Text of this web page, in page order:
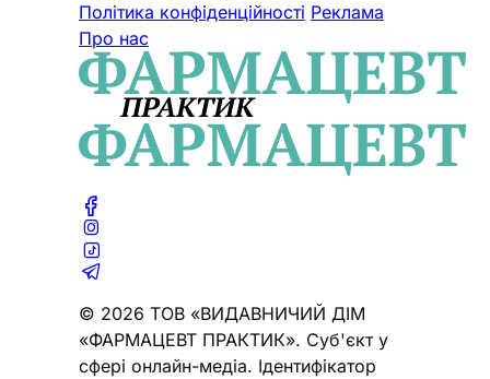
Політика конфіденційності Реклама
Про нас
© 2026 ТОВ «ВИДАВНИЧИЙ ДІМ
«ФАРМАЦЕВТ ПРАКТИК». Cуб'єкт у
сфері онлайн-медіа. Ідентифікатор